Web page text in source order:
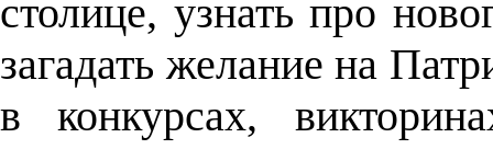
столице, узнать про
загадать желание на
в конкурсах,